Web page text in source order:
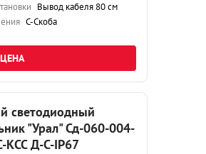
Вывод кабеля 80 см
С-Скоба
светодиодный
"Урал" Сд-060-004-
КСС Д-С-IP67